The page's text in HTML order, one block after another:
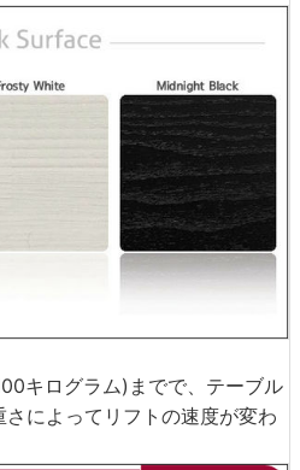
キログラム)までで、テーブル
によってリフトの速度が変わ